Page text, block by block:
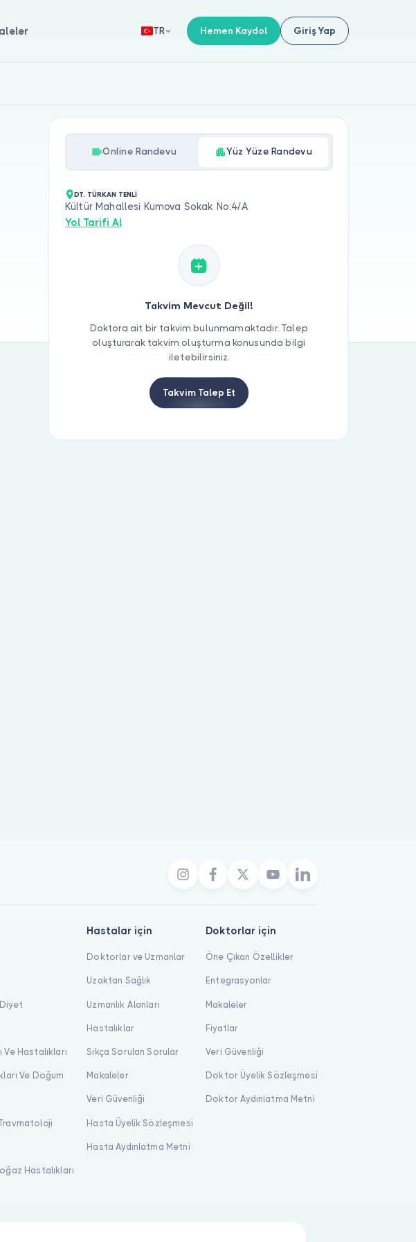
TR Hemen Kaydol Giriş Yap
Online Randevu Yüz Yüze Randevu
DT. TÜRKAN TENLİ
Kültür Mahallesi Kumova Sokak No:4/A
Yol Tarifi Al
Takvim Mevcut Değil!
Doktora ait bir takvim bulunmamaktadır. Talep
oluşturarak takvim oluşturma konusunda bilgi
iletebilirsiniz.
Takvim Talep Et
Ve Hastalıkları
Ve Doğum
Hastalıkları
Hastalar için
Doktorlar ve Uzmanlar
Uzaktan Sağlık
Uzmanlık Alanları
Hastalıklar
Sıkça Sorulan Sorular
Makaleler
Veri Güvenliği
Hasta Üyelik Sözleşmesi
Hasta Aydınlatma Metni
Doktorlar için
Öne Çıkan Özellikler
Entegrasyonlar
Makaleler
Fiyatlar
Veri Güvenliği
Doktor Üyelik Sözleşmesi
Doktor Aydınlatma Metni